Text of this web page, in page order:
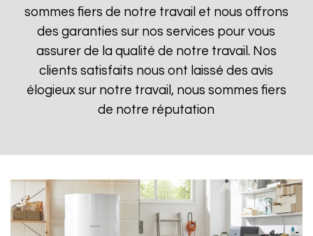
sommes fiers de notre travail et nous offrons
des garanties sur nos services pour vous
assurer de la qualité de notre travail. Nos
clients satisfaits nous ont laissé des avis
élogieux sur notre travail, nous sommes fiers
de notre réputation